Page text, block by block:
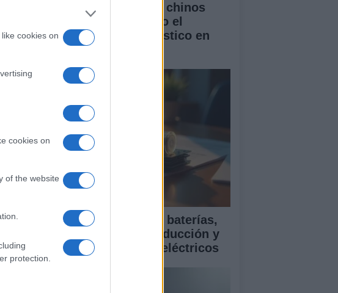
cookies on
cookies on
of the website
protection.
y
Cómo los vehículos chinos
están transformando el
mercado automovilístico en
España
Guía para comparar baterías,
asistencias a la conducción y
garantía en coches eléctricos